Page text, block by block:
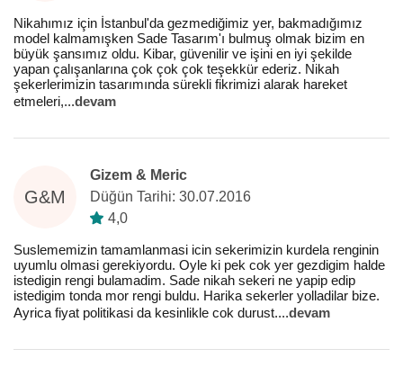
Nikahımız için İstanbul'da gezmediğimiz yer, bakmadığımız
model kalmamışken Sade Tasarım'ı bulmuş olmak bizim en
büyük şansımız oldu. Kibar, güvenilir ve işini en iyi şekilde
yapan çalışanlarına çok çok çok teşekkür ederiz. Nikah
şekerlerimizin tasarımında sürekli fikrimizi alarak hareket
etmeleri,...devam
G&M
Gizem & Meric
Düğün Tarihi: 30.07.2016
4,0
Suslememizin tamamlanmasi icin sekerimizin kurdela renginin
uyumlu olmasi gerekiyordu. Oyle ki pek cok yer gezdigim halde
istedigin rengi bulamadim. Sade nikah sekeri ne yapip edip
istedigim tonda mor rengi buldu. Harika sekerler yolladilar bize.
Ayrica fiyat politikasi da kesinlikle cok durust....devam